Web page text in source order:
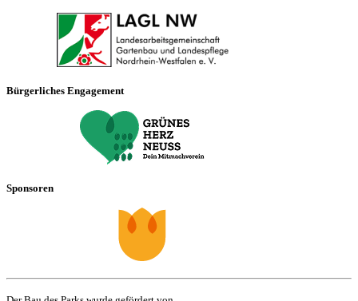
Bürgerliches Engagement
Sponsoren